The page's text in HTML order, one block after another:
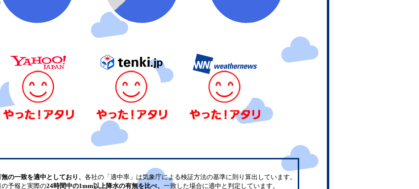
の一致を適中としており、 各社の「適中率」は気象庁による検証方法の基準に則り算出しています。
予報と実際の24時間中の1mm以上降水の有無を比べ、 一致した場合に適中と判定しています。